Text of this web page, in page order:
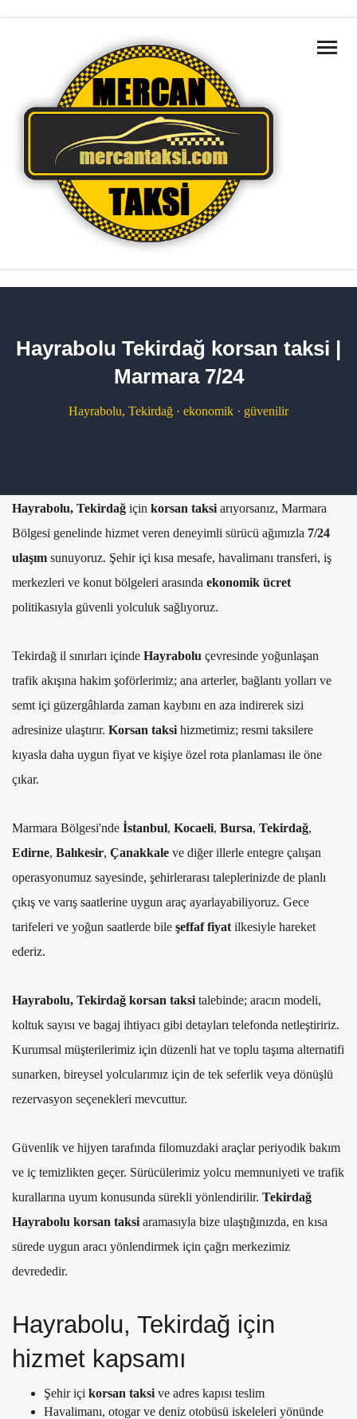
ANA SAYFA
MARMARA BÖLGELERI
HAKKIMIZDA
HIZMETLERIMIZ
TAKSILERIMIZ
İLETIŞIM
HIZMET BÖLGELERIMIZ
Hayrabolu Tekirdağ korsan taksi |
Marmara 7/24
Hayrabolu, Tekirdağ · ekonomik · güvenilir
Hayrabolu, Tekirdağ için korsan taksi arıyorsanız, Marmara
Bölgesi genelinde hizmet veren deneyimli sürücü ağımızla 7/24
ulaşım sunuyoruz. Şehir içi kısa mesafe, havalimanı transferi, iş
merkezleri ve konut bölgeleri arasında ekonomik ücret
politikasıyla güvenli yolculuk sağlıyoruz.
Tekirdağ il sınırları içinde Hayrabolu çevresinde yoğunlaşan
trafik akışına hakim şoförlerimiz; ana arterler, bağlantı yolları ve
semt içi güzergâhlarda zaman kaybını en aza indirerek sizi
adresinize ulaştırır. Korsan taksi hizmetimiz; resmi taksilere
kıyasla daha uygun fiyat ve kişiye özel rota planlaması ile öne
çıkar.
Marmara Bölgesi'nde İstanbul, Kocaeli, Bursa, Tekirdağ,
Edirne, Balıkesir, Çanakkale ve diğer illerle entegre çalışan
operasyonumuz sayesinde, şehirlerarası taleplerinizde de planlı
çıkış ve varış saatlerine uygun araç ayarlayabiliyoruz. Gece
tarifeleri ve yoğun saatlerde bile şeffaf fiyat ilkesiyle hareket
ederiz.
Hayrabolu, Tekirdağ korsan taksi talebinde; aracın modeli,
koltuk sayısı ve bagaj ihtiyacı gibi detayları telefonda netleştiririz.
Kurumsal müşterilerimiz için düzenli hat ve toplu taşıma alternatifi
sunarken, bireysel yolcularımız için de tek seferlik veya dönüşlü
rezervasyon seçenekleri mevcuttur.
Güvenlik ve hijyen tarafında filomuzdaki araçlar periyodik bakım
ve iç temizlikten geçer. Sürücülerimiz yolcu memnuniyeti ve trafik
kurallarına uyum konusunda sürekli yönlendirilir. Tekirdağ
Hayrabolu korsan taksi aramasıyla bize ulaştığınızda, en kısa
sürede uygun aracı yönlendirmek için çağrı merkezimiz
devrededir.
Hayrabolu, Tekirdağ için
hizmet kapsamı
Şehir içi korsan taksi ve adres kapısı teslim
Havalimanı, otogar ve deniz otobüsü iskeleleri yönünde